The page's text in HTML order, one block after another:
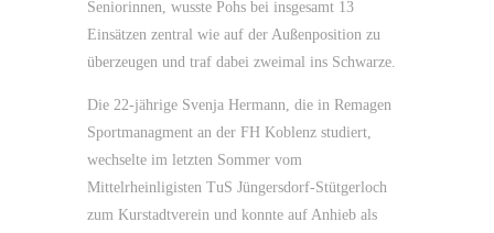
Seniorinnen, wusste Pohs bei insgesamt 13
Einsätzen zentral wie auf der Außenposition zu
überzeugen und traf dabei zweimal ins Schwarze.
Die 22-jährige Svenja Hermann, die in Remagen
Sportmanagment an der FH Koblenz studiert,
wechselte im letzten Sommer vom
Mittelrheinligisten TuS Jüngersdorf-Stütgerloch
zum Kurstadtverein und konnte auf Anhieb als